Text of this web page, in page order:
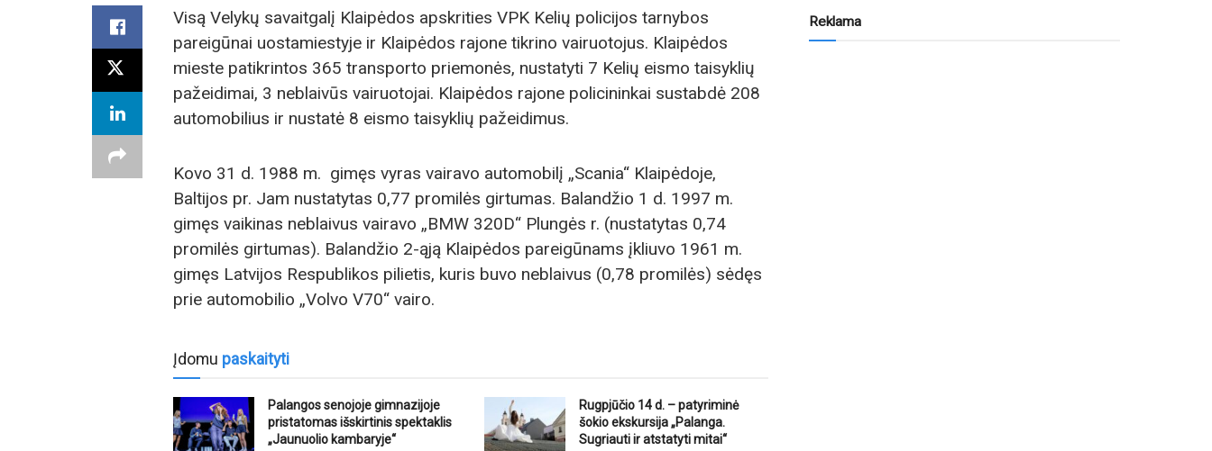
Visą Velykų savaitgalį Klaipėdos apskrities VPK Kelių policijos tarnybos
pareigūnai uostamiestyje ir Klaipėdos rajone tikrino vairuotojus. Klaipėdos
mieste patikrintos 365 transporto priemonės, nustatyti 7 Kelių eismo taisyklių
pažeidimai, 3 neblaivūs vairuotojai. Klaipėdos rajone policininkai sustabdė 208
automobilius ir nustatė 8 eismo taisyklių pažeidimus.
Kovo 31 d. 1988 m. gimęs vyras vairavo automobilį „Scania“ Klaipėdoje,
Baltijos pr. Jam nustatytas 0,77 promilės girtumas. Balandžio 1 d. 1997 m.
gimęs vaikinas neblaivus vairavo „BMW 320D“ Plungės r. (nustatytas 0,74
promilės girtumas). Balandžio 2-ąją Klaipėdos pareigūnams įkliuvo 1961 m.
gimęs Latvijos Respublikos pilietis, kuris buvo neblaivus (0,78 promilės) sėdęs
prie automobilio „Volvo V70“ vairo.
Įdomu paskaityti
Palangos senojoje gimnazijoje
pristatomas išskirtinis spektaklis
„Jaunuolio kambaryje“
Rugpjūčio 14 d. – patyriminė
šokio ekskursija „Palanga.
Sugriauti ir atstatyti mitai“
Reklama